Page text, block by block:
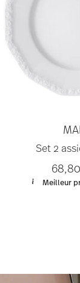
Set 2
Meilleur